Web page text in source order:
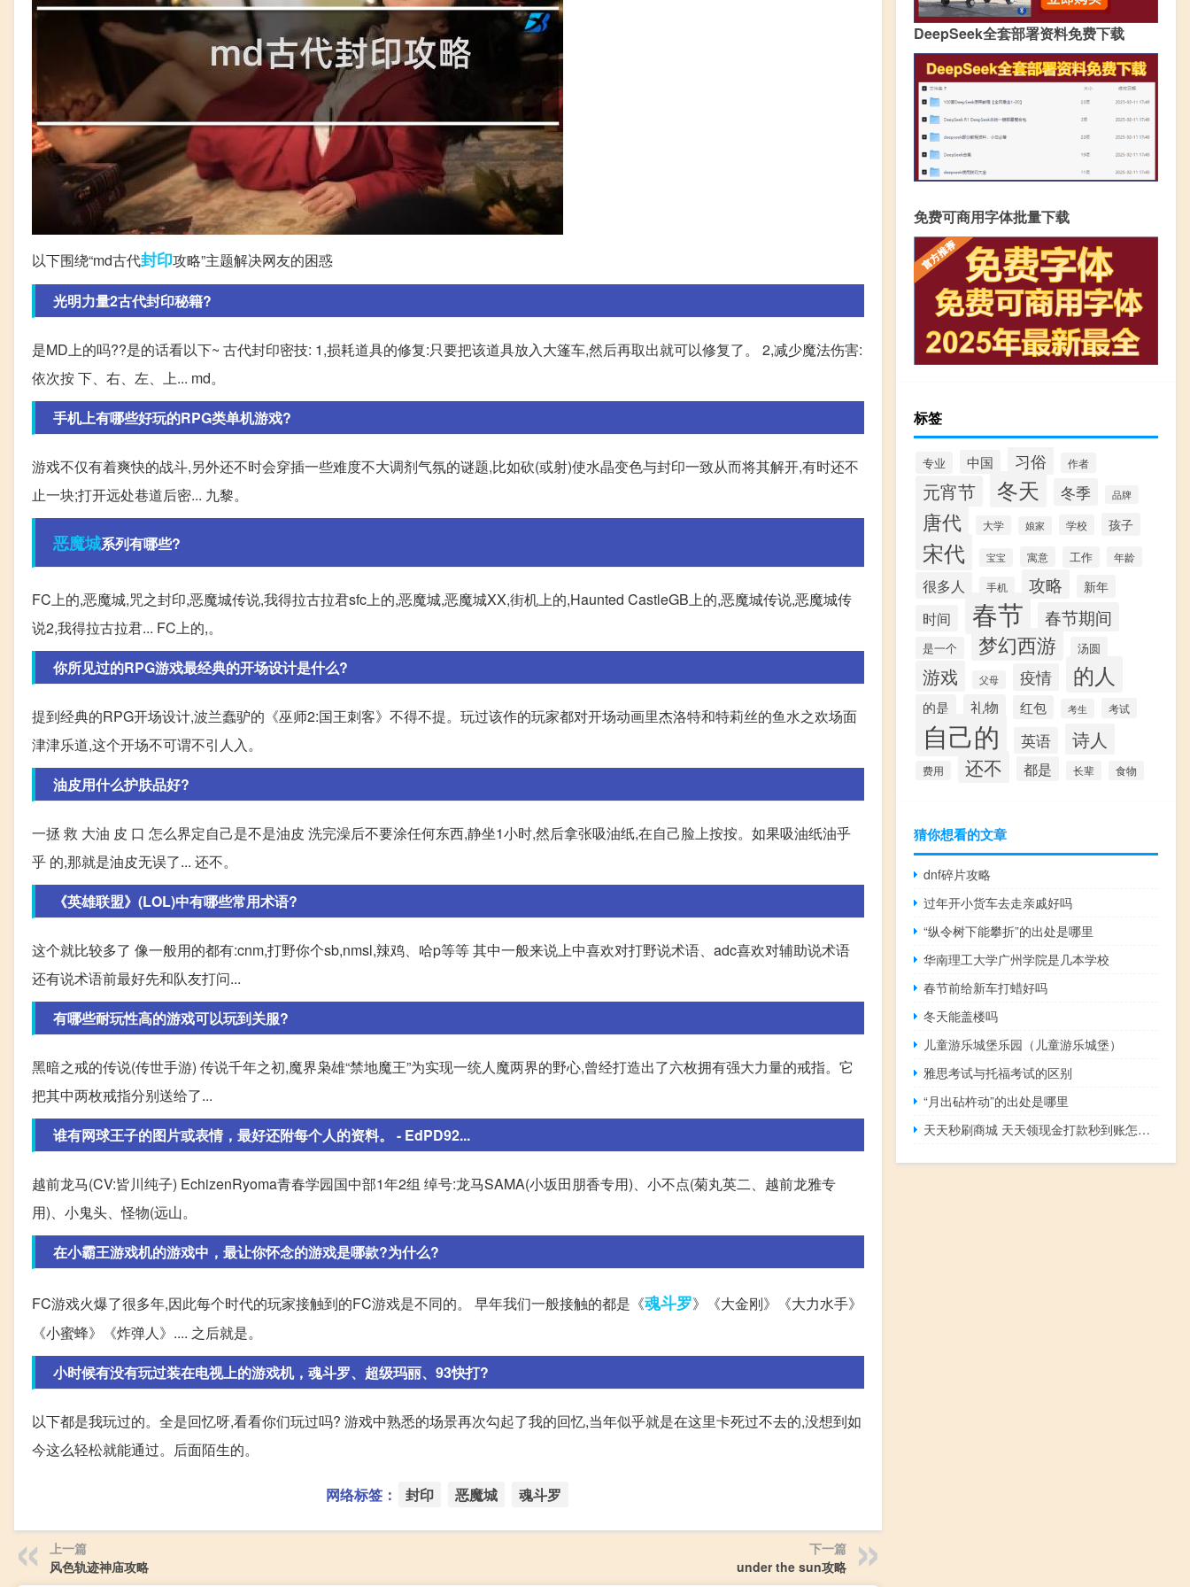
以下围绕“md古代封印攻略”主题解决网友的困惑
光明力量2古代封印秘籍?
是MD上的吗??是的话看以下~ 古代封印密技: 1,损耗道具的修复:只要把该道具放入大篷车,然后再取出就可以修复了。 2,减少魔法伤害:
依次按 下、右、左、上... md。
手机上有哪些好玩的RPG类单机游戏?
游戏不仅有着爽快的战斗,另外还不时会穿插一些难度不大调剂气氛的谜题,比如砍(或射)使水晶变色与封印一致从而将其解开,有时还不
止一块;打开远处巷道后密... 九黎。
恶魔城系列有哪些?
FC上的,恶魔城,咒之封印,恶魔城传说,我得拉古拉君sfc上的,恶魔城,恶魔城XX,街机上的,Haunted CastleGB上的,恶魔城传说,恶魔城传
说2,我得拉古拉君... FC上的,。
你所见过的RPG游戏最经典的开场设计是什么?
提到经典的RPG开场设计,波兰蠢驴的《巫师2:国王刺客》不得不提。玩过该作的玩家都对开场动画里杰洛特和特莉丝的鱼水之欢场面
津津乐道,这个开场不可谓不引人入。
油皮用什么护肤品好?
一拯 救 大油 皮 口 怎么界定自己是不是油皮 洗完澡后不要涂任何东西,静坐1小时,然后拿张吸油纸,在自己脸上按按。如果吸油纸油乎
乎 的,那就是油皮无误了... 还不。
《英雄联盟》(LOL)中有哪些常用术语?
这个就比较多了 像一般用的都有:cnm,打野你个sb,nmsl,辣鸡、哈p等等 其中一般来说上中喜欢对打野说术语、adc喜欢对辅助说术语
还有说术语前最好先和队友打问...
有哪些耐玩性高的游戏可以玩到关服?
黑暗之戒的传说(传世手游) 传说千年之初,魔界枭雄“禁地魔王”为实现一统人魔两界的野心,曾经打造出了六枚拥有强大力量的戒指。它
把其中两枚戒指分别送给了...
谁有网球王子的图片或表情，最好还附每个人的资料。 - EdPD92...
越前龙马(CV:皆川纯子) EchizenRyoma青春学园国中部1年2组 绰号:龙马SAMA(小坂田朋香专用)、小不点(菊丸英二、越前龙雅专
用)、小鬼头、怪物(远山。
在小霸王游戏机的游戏中，最让你怀念的游戏是哪款?为什么?
FC游戏火爆了很多年,因此每个时代的玩家接触到的FC游戏是不同的。 早年我们一般接触的都是《魂斗罗》《大金刚》《大力水手》
《小蜜蜂》《炸弹人》.... 之后就是。
小时候有没有玩过装在电视上的游戏机，魂斗罗、超级玛丽、93快打?
以下都是我玩过的。全是回忆呀,看看你们玩过吗? 游戏中熟悉的场景再次勾起了我的回忆,当年似乎就是在这里卡死过不去的,没想到如
今这么轻松就能通过。后面陌生的。
网络标签： 封印 恶魔城 魂斗罗
上一篇
风色轨迹神庙攻略
下一篇
under the sun攻略
DeepSeek全套部署资料免费下载
免费可商用字体批量下载
标签
专业 中国 习俗 作者
元宵节 冬天 冬季 品牌
唐代 大学 娘家 学校 孩子
宋代 宝宝 寓意 工作 年龄
很多人 手机 攻略 新年
时间 春节 春节期间
是一个 梦幻西游 汤圆
游戏 父母 疫情 的人
的是 礼物 红包 考生 考试
自己的 英语 诗人
费用 还不 都是 长辈 食物
猜你想看的文章
dnf碎片攻略
过年开小货车去走亲戚好吗
“纵令树下能攀折”的出处是哪里
华南理工大学广州学院是几本学校
春节前给新车打蜡好吗
冬天能盖楼吗
儿童游乐城堡乐园（儿童游乐城堡）
雅思考试与托福考试的区别
“月出砧杵动”的出处是哪里
天天秒刷商城 天天领现金打款秒到账怎么刷(天天秒赞平台)